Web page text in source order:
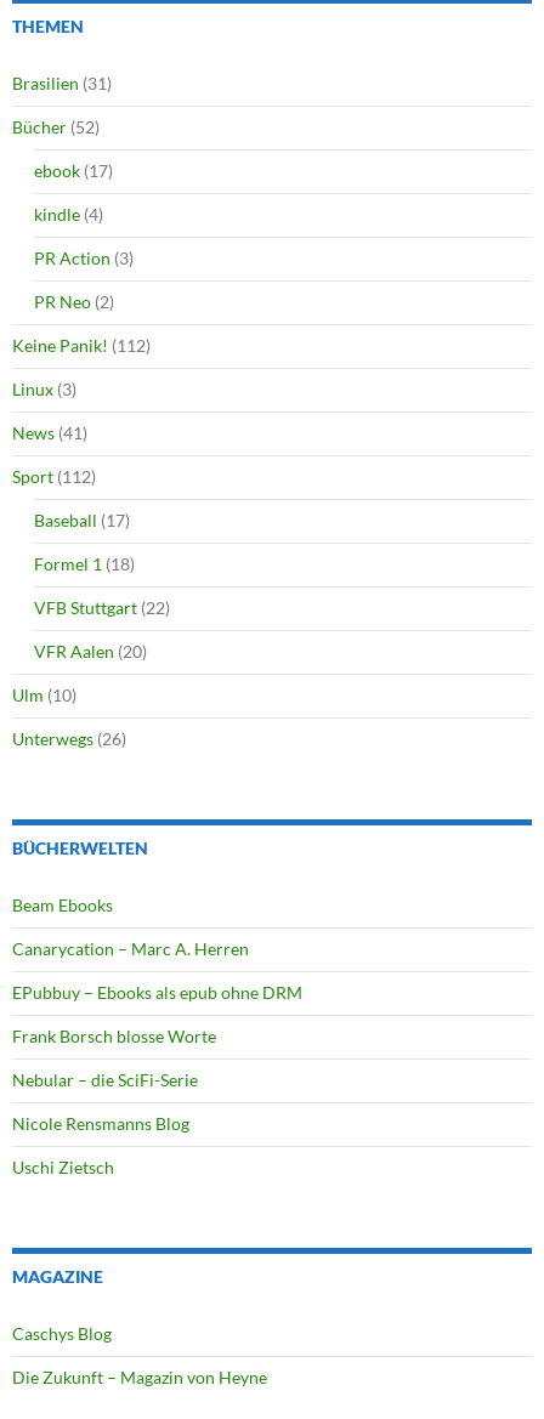
THEMEN
Brasilien (31)
Bücher (52)
ebook (17)
kindle (4)
PR Action (3)
PR Neo (2)
Keine Panik! (112)
Linux (3)
News (41)
Sport (112)
Baseball (17)
Formel 1 (18)
VFB Stuttgart (22)
VFR Aalen (20)
Ulm (10)
Unterwegs (26)
BÜCHERWELTEN
Beam Ebooks
Canarycation – Marc A. Herren
EPubbuy – Ebooks als epub ohne DRM
Frank Borsch blosse Worte
Nebular – die SciFi-Serie
Nicole Rensmanns Blog
Uschi Zietsch
MAGAZINE
Caschys Blog
Die Zukunft – Magazin von Heyne